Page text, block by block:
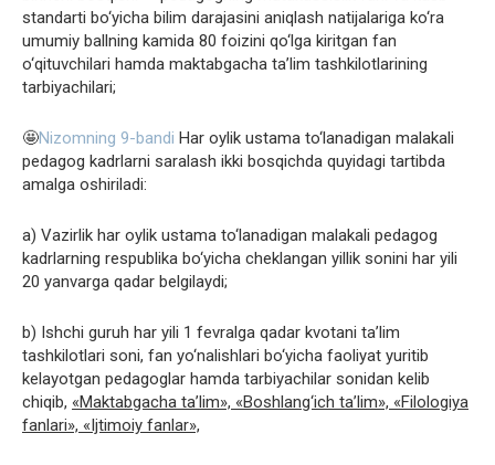
standarti bo‘yicha bilim darajasini aniqlash natijalariga ko‘ra
umumiy ballning kamida 80 foizini qo‘lga kiritgan fan
o‘qituvchilari hamda maktabgacha ta’lim tashkilotlarining
tarbiyachilari;
🤩Nizomning 9-bandi Har oylik ustama to‘lanadigan malakali
pedagog kadrlarni saralash ikki bosqichda quyidagi tartibda
amalga oshiriladi:
a) Vazirlik har oylik ustama to‘lanadigan malakali pedagog
kadrlarning respublika bo‘yicha cheklangan yillik sonini har yili
20 yanvarga qadar belgilaydi;
b) Ishchi guruh har yili 1 fevralga qadar kvotani ta’lim
tashkilotlari soni, fan yo‘nalishlari bo‘yicha faoliyat yuritib
kelayotgan pedagoglar hamda tarbiyachilar sonidan kelib
chiqib, «Maktabgacha ta’lim», «Boshlang‘ich ta’lim», «Filologiya
fanlari», «Ijtimoiy fanlar»,